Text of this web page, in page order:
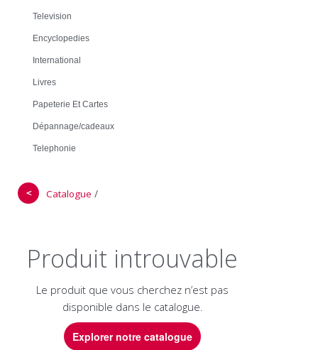
Television
Encyclopedies
International
Livres
Papeterie Et Cartes
Dépannage/cadeaux
Telephonie
＜ Catalogue /
Produit introuvable
Le produit que vous cherchez n’est pas
disponible dans le catalogue.
Explorer notre catalogue